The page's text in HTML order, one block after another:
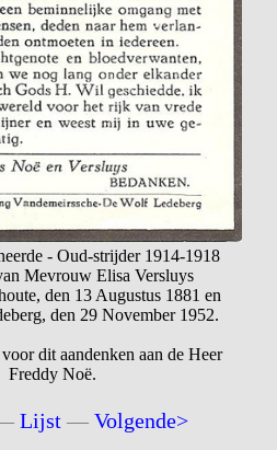
- Oud-strijder 1914-1918
Mevrouw Elisa Versluys
den 13 Augustus 1881 en
den 29 November 1952.
dit aandenken aan de Heer
Freddy Noë.
Lijst —Volgende>